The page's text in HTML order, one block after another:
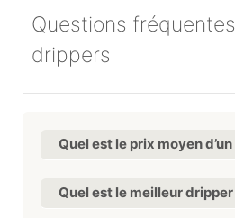
Questions
drippers
Quel est le prix moyen
Quel est le meilleur dripper